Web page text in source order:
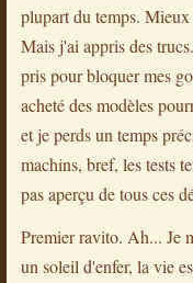
plupart du temps.
Mais j'ai appris des
pris pour bloquer mes
acheté des modèles
et je perds un temps
machins, bref, les tests
pas aperçu de tous ces
Premier ravito. Ah... Je
un soleil d'enfer, la vie